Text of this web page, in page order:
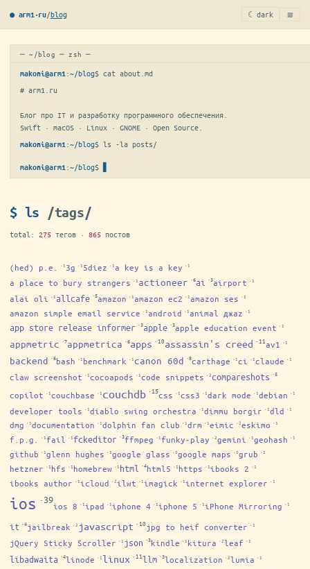
● arm1·ru/blog ☾ dark ≡
─ ~/blog ─ zsh ─
makoni@arm1 :~/blog$ cat about.md
# arm1.ru
Блог про IT и разработку программного обеспечения.
Swift · macOS · Linux · GNOME · Open Source.
makoni@arm1 :~/blog$ ls -la posts/
makoni@arm1 :~/blog$
$ ls /tags/
total: 275 тегов · 865 постов
(hed) p.e. ·1 3g ·1 5diez ·1 a key is a key ·1
a place to bury strangers ·1 actioneer ·6ai ·3airport ·1
alai oli ·1 allcafe ·5amazon ·1 amazon ec2 ·1 amazon ses ·1
amazon simple email service ·1 android ·1 animal джаz ·1
app store release informer ·3apple ·3apple education event ·1
appmetric ·7appmetrica ·6apps ·10assassin's creed ·11 av1 ·1
backend ·6bash ·1 benchmark ·1canon 60d ·8carthage ·1ci ·1claude ·1
claw screenshot ·1cocoapods ·1code snippets ·2compareshots ·5
copilot ·1couchbase ·1 couchdb ·15css ·1css3 ·1dark mode ·1debian ·1
developer tools ·1diablo swing orchestra ·1dimmu borgir ·1dld ·1
dmg ·1documentation ·1dolphin fan club ·1drm ·1eimic ·2eskimo ·1
f.p.g. ·1fail ·1 fckeditor ·3ffmpeg ·1funky-play ·2gemini ·1geohash ·1
github ·1glenn hughes ·1google glass ·1google maps ·1grub ·1
hetzner ·1 hfs ·1 homebrew ·1 html ·4html5 ·1 https ·1ibooks 2 ·1
ibooks author ·1icloud ·2ilwt ·1imagick ·1internet explorer ·1
ios ·39
ios 8 ·1ipad ·1iphone 4 ·1iphone 5 ·1iPhone Mirroring ·1
it ·4jailbreak ·2 javascript ·10jpg to heif converter ·1
jQuery Sticky Scroller ·1 json ·3kindle ·1 kitura ·2leaf ·1
libadwaita ·4linode ·1 linux ·11llm ·3localization ·2lumia ·1